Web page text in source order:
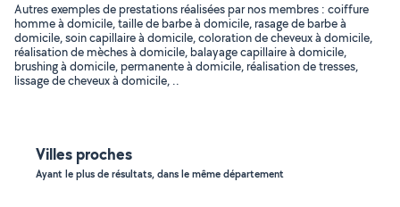
Autres exemples de prestations réalisées par nos membres : coiffure
homme à domicile, taille de barbe à domicile, rasage de barbe à
domicile, soin capillaire à domicile, coloration de cheveux à domicile,
réalisation de mèches à domicile, balayage capillaire à domicile,
brushing à domicile, permanente à domicile, réalisation de tresses,
lissage de cheveux à domicile, ..
Villes proches
Ayant le plus de résultats, dans le même département